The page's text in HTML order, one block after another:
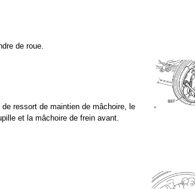
de roue.
ressort de maintien de mâchoire, le
et la mâchoire de frein avant.